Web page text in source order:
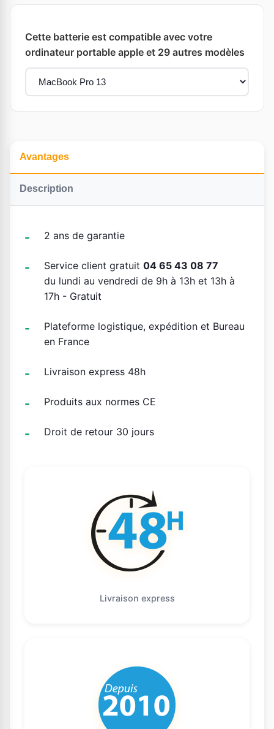
Cette batterie est compatible avec votre
ordinateur portable apple et 29 autres modèles
Avantages
Description
2 ans de garantie
Service client gratuit 04 65 43 08 77
du lundi au vendredi de 9h à 13h et 13h à
17h - Gratuit
Plateforme logistique, expédition et Bureau
en France
Livraison express 48h
Produits aux normes CE
Droit de retour 30 jours
Livraison express